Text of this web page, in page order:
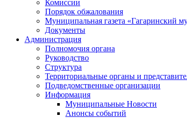
Комиссии
Порядок обжалования
Муниципальная газета «Гагаринский
Документы
Администрация
Полномочия органа
Руководство
Структура
Территориальные органы и
Подведомственные организации
Информация
Муниципальные Новости
Анонсы событий